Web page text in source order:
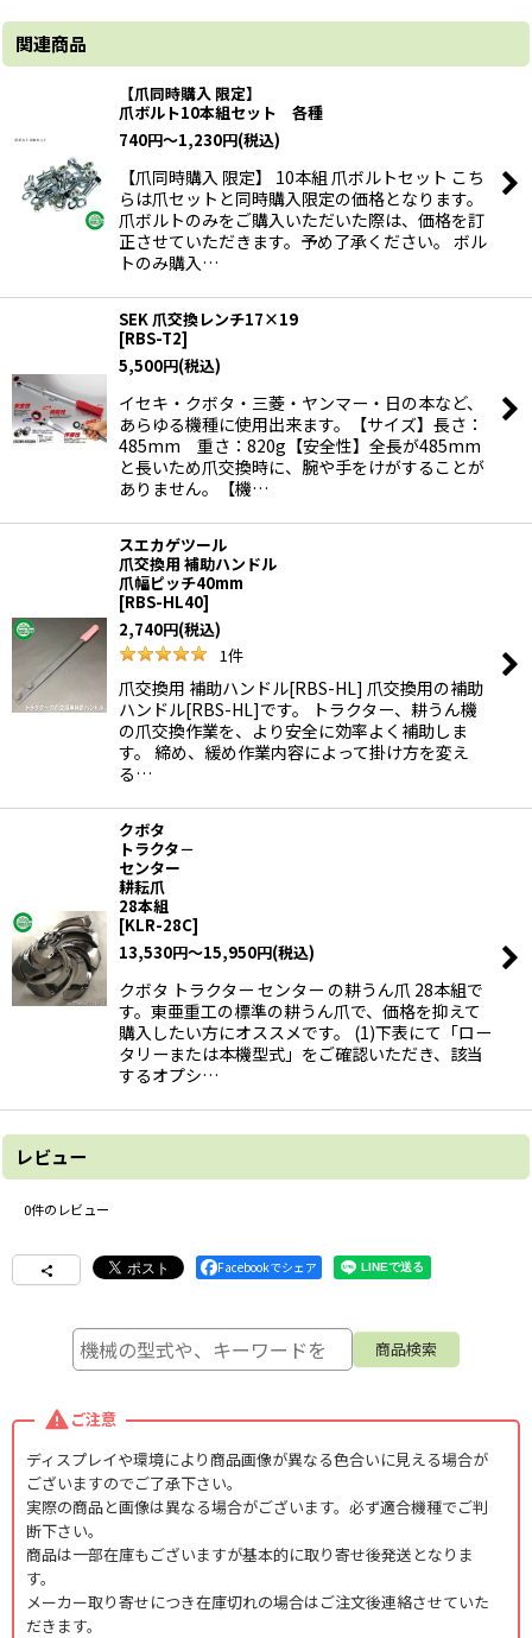
関連商品
【爪同時購入 限定】
爪ボルト10本組セット 各種
740円～1,230円(税込)
【爪同時購入 限定】 10本組 爪ボルトセット こち
らは爪セットと同時購入限定の価格となります。
爪ボルトのみをご購入いただいた際は、価格を訂
正させていただきます。予め了承ください。 ボル
トのみ購入…
SEK 爪交換レンチ17×19
[RBS-T2]
5,500円(税込)
イセキ・クボタ・三菱・ヤンマー・日の本など、
あらゆる機種に使用出来ます。【サイズ】長さ：
485mm 重さ：820g【安全性】全長が485mm
と長いため爪交換時に、腕や手をけがすることが
ありません。【機…
スエカゲツール
爪交換用 補助ハンドル
爪幅ピッチ40mm
[RBS-HL40]
2,740円(税込)
1件
爪交換用 補助ハンドル[RBS-HL] 爪交換用の補助
ハンドル[RBS-HL]です。 トラクター、耕うん機
の爪交換作業を、より安全に効率よく補助しま
す。 締め、緩め作業内容によって掛け方を変え
る…
クボタ
トラクタ－
センター
耕耘爪
28本組
[KLR-28C]
13,530円～15,950円(税込)
クボタ トラクター センター の耕うん爪 28本組で
す。東亜重工の標準の耕うん爪で、価格を抑えて
購入したい方にオススメです。 (1)下表にて「ロー
タリーまたは本機型式」をご確認いただき、該当
するオプシ…
レビュー
0件のレビュー
Facebookでシェア
ご注意
ディスプレイや環境により商品画像が異なる色合いに見える場合が
ございますのでご了承下さい。
実際の商品と画像は異なる場合がございます。必ず適合機種でご判
断下さい。
商品は一部在庫もございますが基本的に取り寄せ後発送となりま
す。
メーカー取り寄せにつき在庫切れの場合はご注文後連絡させていた
だきます。